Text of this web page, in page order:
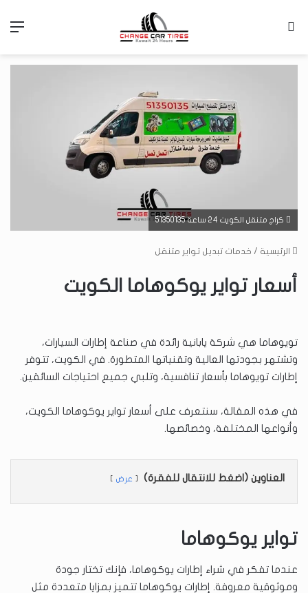
كراج متنقل الكويت 24 ساعة 51350135
الرئيسية / خدمات تبديل تواير متنقل
أسعار تواير يوكوهاما الكويت
تويوهاما هي شركة يابانية رائدة في صناعة إطارات السيارات،
وتشتهر بجودتها العالية وتقنياتها المتطورة. في الكويت، تتوفر
إطارات تويوهاما بأسعار تنافسية، وتلبي جميع احتياجات السائقين.
في هذه المقالة، سنتعرف على أسعار تواير يوكوهاما الكويت،
وأنواعها المختلفة، وخصائصها.
العناوين (اضغط للانتقال للفقرة) عرض
تواير يوكوهاما
عندما تفكر في شراء إطارات يوكوهاما، فإنك تختار جودة
وموثوقية معروفة. إطارات يوكوهاما تتميز بمزايا متعددة مثل